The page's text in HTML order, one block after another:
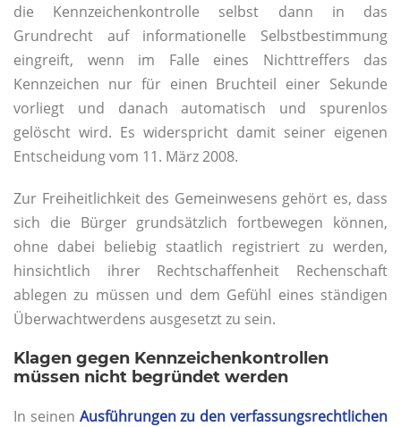
die Kennzeichenkontrolle selbst dann in das
Grundrecht auf informationelle Selbstbestimmung
eingreift, wenn im Falle eines Nichttreffers das
Kennzeichen nur für einen Bruchteil einer Sekunde
vorliegt und danach automatisch und spurenlos
gelöscht wird. Es widerspricht damit seiner eigenen
Entscheidung vom 11. März 2008.
Zur Freiheitlichkeit des Gemeinwesens gehört es, dass
sich die Bürger grundsätzlich fortbewegen können,
ohne dabei beliebig staatlich registriert zu werden,
hinsichtlich ihrer Rechtschaffenheit Rechenschaft
ablegen zu müssen und dem Gefühl eines ständigen
Überwachtwerdens ausgesetzt zu sein.
Klagen gegen Kennzeichenkontrollen
müssen nicht begründet werden
In seinen Ausführungen zu den verfassungsrechtlichen